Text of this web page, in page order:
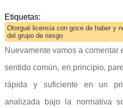
Etiquetas:
Otorgué licencia con goce de haber y
del grupo de riesgo
Nuevamente vamos a comentar
sentido común, en principio,
rápida y suficiente en un
analizada bajo la normativa